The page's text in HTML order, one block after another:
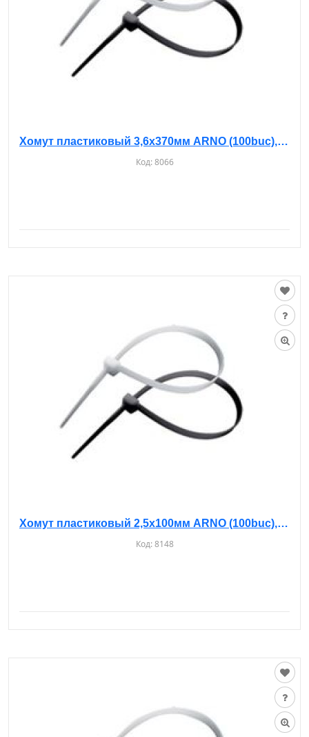
Хомут пластиковый 3,6х370мм ARNO (100buc), белые
Код:8066
Хомут пластиковый 2,5х100мм ARNO (100buc), белые
Код:8148